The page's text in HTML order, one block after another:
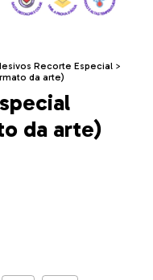
Recorte Especial >
da arte)
da arte)